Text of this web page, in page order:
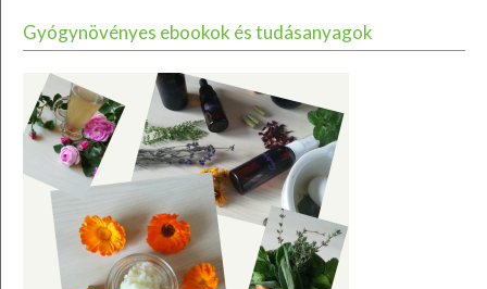
Gyógynövényes ebookok és tudásanyagok